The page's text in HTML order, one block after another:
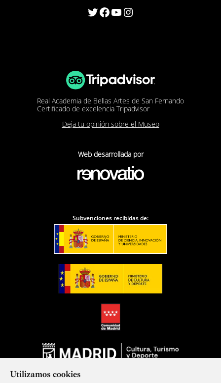
Utilizamos cookies
Twitter Facebook YouTube Instagram
Real Academia de Bellas Artes de San Fernando
Certificado de excelencia Tripadvisor
Deja tu opinión sobre el Museo
Web desarrollada por
Subvenciones recibidas de: